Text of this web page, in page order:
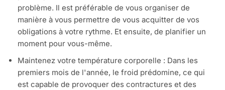
problème. Il est préférable de vous organiser de
manière à vous permettre de vous acquitter de vos
obligations à votre rythme. Et ensuite, de planifier un
moment pour vous-même.
Maintenez votre température corporelle : Dans les
premiers mois de l'année, le froid prédomine, ce qui
est capable de provoquer des contractures et des